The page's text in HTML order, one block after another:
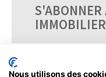
IMMOBILIER
Nous utilisons des